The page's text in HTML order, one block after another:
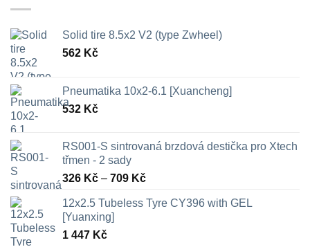
Solid tire 8.5x2 V2 (type Zwheel)
562 Kč
Pneumatika 10x2-6.1 [Xuancheng]
532 Kč
RS001-S sintrovaná brzdová destička pro Xtech
třmen - 2 sady
326 Kč – 709 KčRozpětí
326 Kč
12x2.5 Tubeless Tyre CY396 with GEL
[Yuanxing]
1 447 Kč